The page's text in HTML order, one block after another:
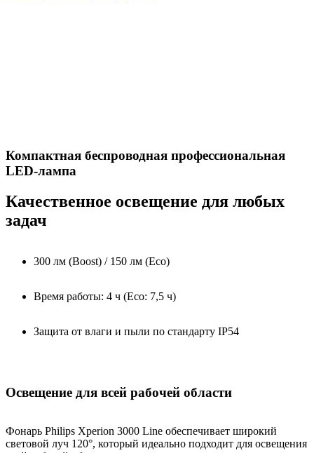
Компактная беспроводная профессиональная
LED-лампа
Качественное освещение для любых
задач
300 лм (Boost) / 150 лм (Eco)
Время работы: 4 ч (Eco: 7,5 ч)
Защита от влаги и пыли по стандарту IP54
Освещение для всей рабочей области
Фонарь Philips Xperion 3000 Line обеспечивает широкий
световой луч 120°, который идеально подходит для освещения